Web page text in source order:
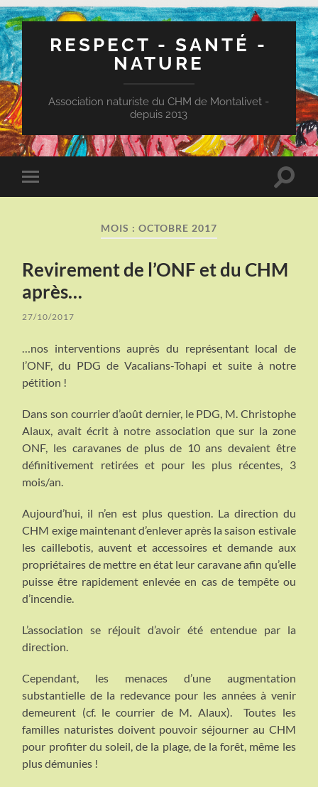
RESPECT - SANTÉ -
NATURE
Association naturiste du CHM de Montalivet -
depuis 2013
Toggle
mobile
Toggle
MOIS : OCTOBRE 2017
Revirement de l’ONF et du CHM
après…
27/10/2017
…nos interventions auprès du représentant local de
l’ONF, du PDG de Vacalians-Tohapi et suite à notre
pétition !
Dans son courrier d’août dernier, le PDG, M. Christophe
Alaux, avait écrit à notre association que sur la zone
ONF, les caravanes de plus de 10 ans devaient être
définitivement retirées et pour les plus récentes, 3
mois/an.
Aujourd’hui, il n’en est plus question. La direction du
CHM exige maintenant d’enlever après la saison estivale
les caillebotis, auvent et accessoires et demande aux
propriétaires de mettre en état leur caravane afin qu’elle
puisse être rapidement enlevée en cas de tempête ou
d’incendie.
L’association se réjouit d’avoir été entendue par la
direction.
Cependant, les menaces d’une augmentation
substantielle de la redevance pour les années à venir
demeurent (cf. le courrier de M. Alaux). Toutes les
familles naturistes doivent pouvoir séjourner au CHM
pour profiter du soleil, de la plage, de la forêt, même les
plus démunies !